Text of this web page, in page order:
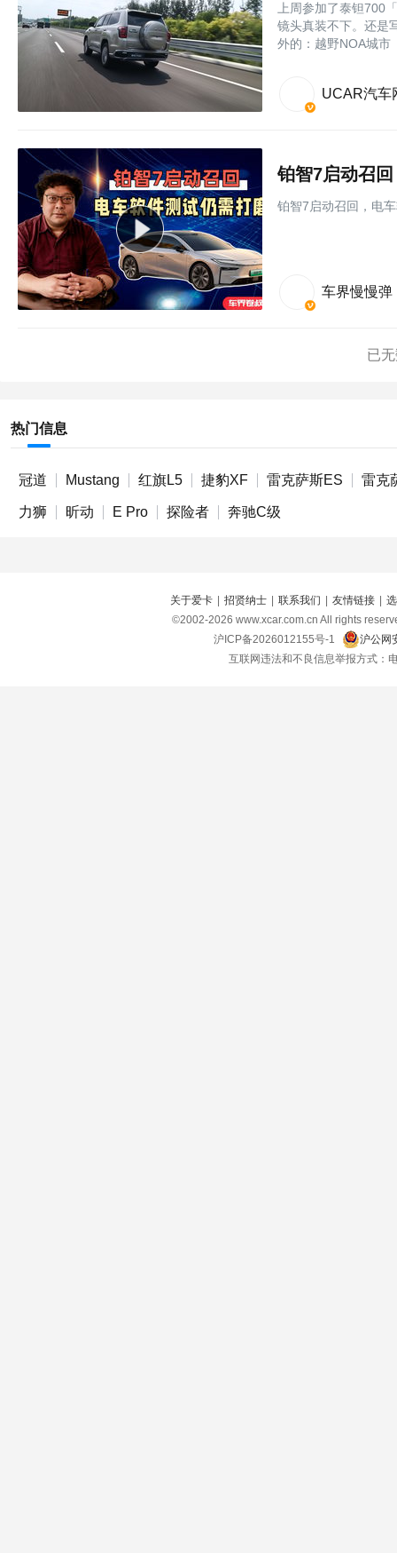
上周参加了泰钽700
镜头真装不下。还是
外的：越野NOA城市
UCAR汽车
铂智7启动召
铂智7启动召回，电
车界慢慢弹
已
热门信息
冠道 Mustang 红旗L5 捷豹XF 雷克萨斯ES 雷克
力狮 昕动 E Pro 探险者 奔驰C级
关于爱卡 招贤纳士 联系我们 友情链接
©2002-2026 www.xcar.com.cn All rights
沪ICP备2026012155号-1
沪公网
互联网违法和不良信息举报方式：